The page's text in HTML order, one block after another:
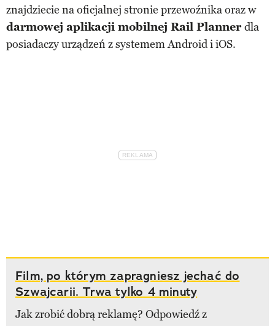
znajdziecie na oficjalnej stronie przewoźnika oraz w
darmowej aplikacji mobilnej Rail Plannerdla
posiadaczy urządzeń z systemem Android i iOS.
Film, po którym zapragniesz jechać do
Szwajcarii. Trwa tylko 4 minuty
Jak zrobić dobrą reklamę? Odpowiedź z